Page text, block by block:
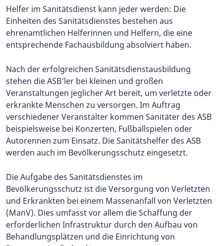
Helfer im Sanitätsdienst kann jeder werden: Die
Einheiten des Sanitätsdienstes bestehen aus
ehrenamtlichen Helferinnen und Helfern, die eine
entsprechende Fachausbildung absolviert haben.
Nach der erfolgreichen Sanitätsdienstausbildung
stehen die ASB'ler bei kleinen und großen
Veranstaltungen jeglicher Art bereit, um verletzte oder
erkrankte Menschen zu versorgen. Im Auftrag
verschiedener Veranstalter kommen Sanitäter des ASB
beispielsweise bei Konzerten, Fußballspielen oder
Autorennen zum Einsatz. Die Sanitätshelfer des ASB
werden auch im Bevölkerungsschutz eingesetzt.
Die Aufgabe des Sanitätsdienstes im
Bevölkerungsschutz ist die Versorgung von Verletzten
und Erkrankten bei einem Massenanfall von Verletzten
(ManV). Dies umfasst vor allem die Schaffung der
erforderlichen Infrastruktur durch den Aufbau von
Behandlungsplätzen und die Einrichtung von